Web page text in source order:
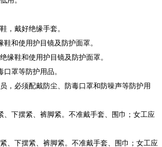
，戴好绝缘手套。
和使用护目镜及防护面罩。
缘鞋和使用护目镜及防护面罩。
罩等防护用品。
，必须配戴防尘、防毒口罩和防噪声等防护用
下摆紧、裤脚紧。不准戴手套、围巾；女工应
、下摆紧、裤脚紧。不准戴手套、围巾；女工应